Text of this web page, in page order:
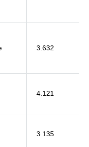
3.632
4.121
3.135